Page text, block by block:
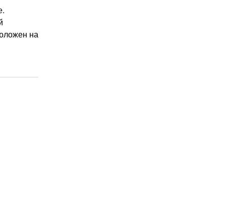
на